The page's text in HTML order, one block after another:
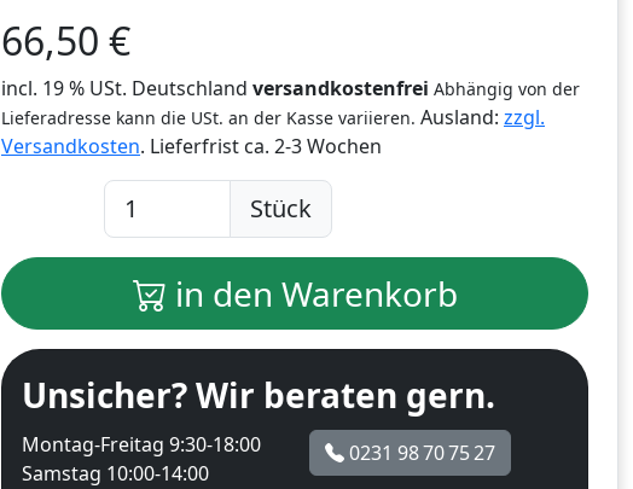
66,50 €
incl. 19 % USt. Deutschland versandkostenfrei Abhängig von der
Lieferadresse kann die USt. an der Kasse variieren. Ausland: zzgl.
Versandkosten. Lieferfrist ca. 2-3 Wochen
Stück
in den Warenkorb
Unsicher? Wir beraten gern.
Montag-Freitag 9:30-18:00
Samstag 10:00-14:00
0231 98 70 75 27